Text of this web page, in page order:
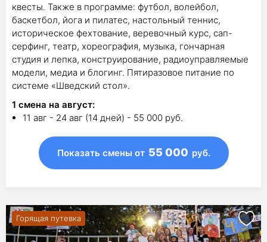
квесты. Также в программе: футбол, волейбол,
баскетбол, йога и пилатес, настольный теннис,
историческое фехтование, веревочный курс, сап-
серфинг, театр, хореография, музыка, гончарная
студия и лепка, конструирование, радиоуправляемые
модели, медиа и блогинг. Пятиразовое питание по
системе «Шведский стол».
1 смена на август:
11 авг - 24 авг (14 дней) - 55 000 руб.
Показать смены от 55 000 руб.
Горящая путевка